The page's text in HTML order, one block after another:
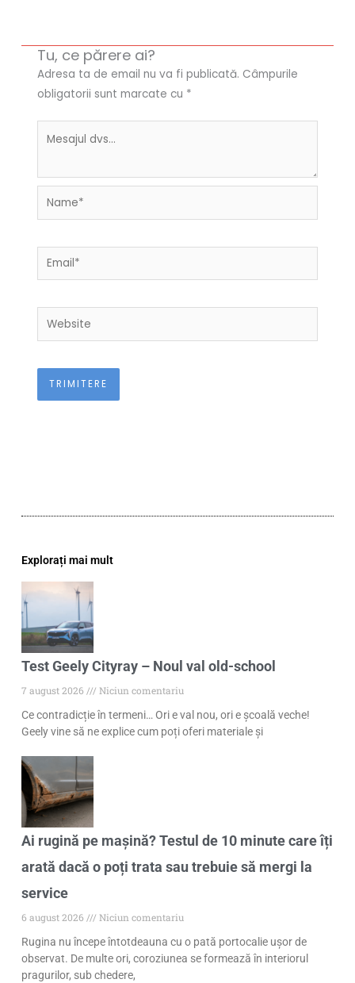
Tu, ce părere ai?
Adresa ta de email nu va fi publicată. Câmpurile
obligatorii sunt marcate cu *
Name*
Email*
Website
Explorați mai mult
Test Geely Cityray – Noul val old-school
7 august 2026
Niciun comentariu
Ce contradicție în termeni… Ori e val nou, ori e școală veche!
Geely vine să ne explice cum poți oferi materiale și
Ai rugină pe mașină? Testul de 10 minute care îți
arată dacă o poți trata sau trebuie să mergi la
service
6 august 2026
Niciun comentariu
Rugina nu începe întotdeauna cu o pată portocalie ușor de
observat. De multe ori, coroziunea se formează în interiorul
pragurilor, sub chedere,